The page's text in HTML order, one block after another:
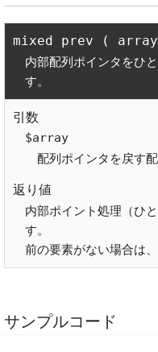
内部配列ポインタをひ
す。
$array
配列ポインタを戻す
内部ポイント処理（ひ
す。
前の要素がない場合は
サンプルコード